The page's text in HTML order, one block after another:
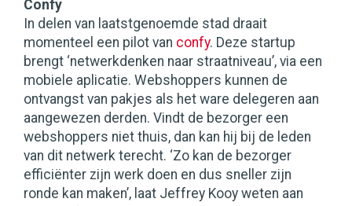
Confy
In delen van laatstgenoemde stad draait
momenteel een pilot van confy. Deze startup
brengt ‘netwerkdenken naar straatniveau’, via een
mobiele aplicatie. Webshoppers kunnen de
ontvangst van pakjes als het ware delegeren aan
aangewezen derden. Vindt de bezorger een
webshoppers niet thuis, dan kan hij bij de leden
van dit netwerk terecht. ‘Zo kan de bezorger
efficiënter zijn werk doen en dus sneller zijn
ronde kan maken’, laat Jeffrey Kooy weten aan